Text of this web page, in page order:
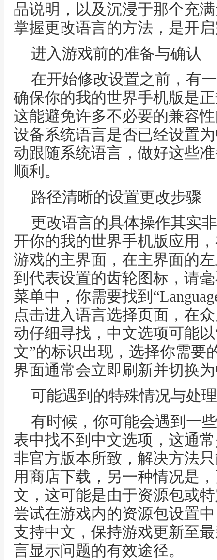
品说明，以及沉浸于那个充
掌握更改语言的方法，是开
进入游戏前的准备与确认
在开始修改设置之前，有
确保你的我的世界手机版是
这能避免许多不必要的兼容
设备系统语言是否已经设置
动跟随系统语言，做好这些
顺利。
路径清晰的设置更改步骤
更改语言的具体操作其实
开你的我的世界手机版应用
游戏的主界面，在主界面的
到代表设置的齿轮图标，请
菜单中，你需要找到
点击进入语言选择页面，在
动仔细寻找，中文选项可能
文”的标识出现，选择你需要
界面通常会立即刷新并切换
可能遇到的特殊情况与处理
有时候，你可能会遇到一
表中找不到中文选项，这通
非官方版本所致，解决方法
用商店下载，另一种情况是
文，这可能是由于资源包或
尝试在游戏内的资源包设置
支持中文，保持游戏更新至
言显示问题的有效途径。